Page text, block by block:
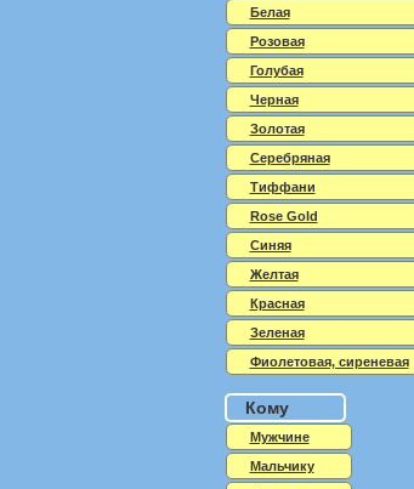
Белая
Розовая
Голубая
Черная
Золотая
Серебряная
Тиффани
Rose Gold
Синяя
Желтая
Красная
Зеленая
Фиолетовая, сиреневая
Кому
Мужчине
Мальчику